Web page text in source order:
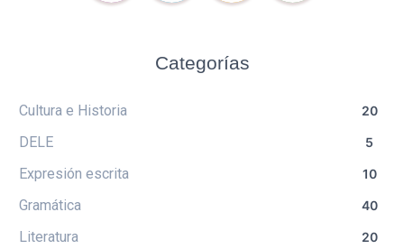
Categorías
Cultura e Historia 20
DELE 5
Expresión escrita 10
Gramática 40
Literatura 20